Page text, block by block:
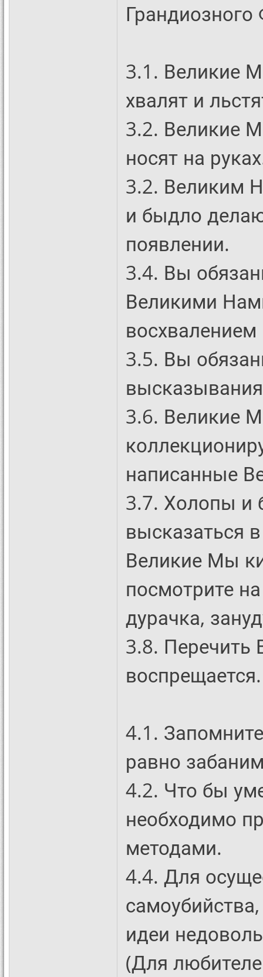
3.1. Великие
хвалят и
3.2. Великие
носят на
3.2. Великим
и быдло
появлении.
3.4. Вы
Великими
3.5. Вы
3.6. Великие
написанные
3.7. Холопы и
высказаться
Великие Мы
посмотрите
дурачка,
3.8. Перечить
воспрещается.
4.1.
равно
4.2. Что бы
необходимо
методами.
4.4. Для
идеи
(Для